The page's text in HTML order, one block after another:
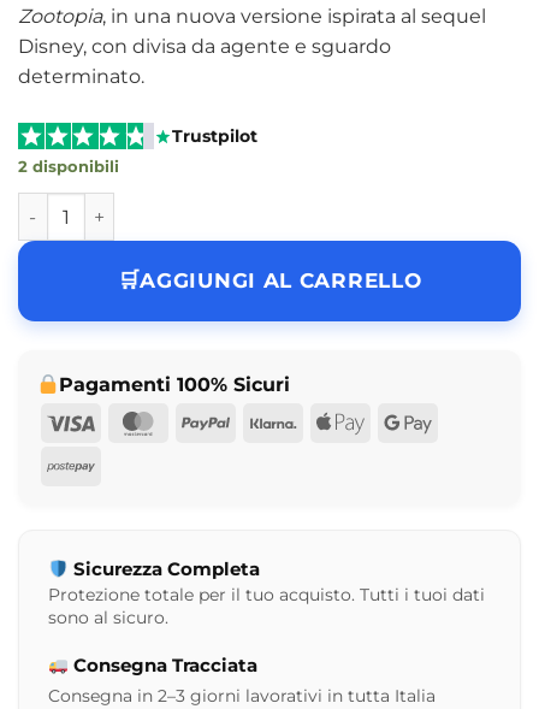
Zootopia, in una nuova versione ispirata al sequel
Disney, con divisa da agente e sguardo
determinato.
Trustpilot
2 disponibili
Funko Pop Judy Hopps Zootopia 2 N° Disney 1652 quantità
AGGIUNGI AL CARRELLO
Pagamenti 100% Sicuri
Visa
MasterCard
PayPalKlarna Apple Google
Postepay
Sicurezza Completa
Protezione totale per il tuo acquisto. Tutti i tuoi dati
sono al sicuro.
Consegna Tracciata
Consegna in 2–3 giorni lavorativi in tutta Italia